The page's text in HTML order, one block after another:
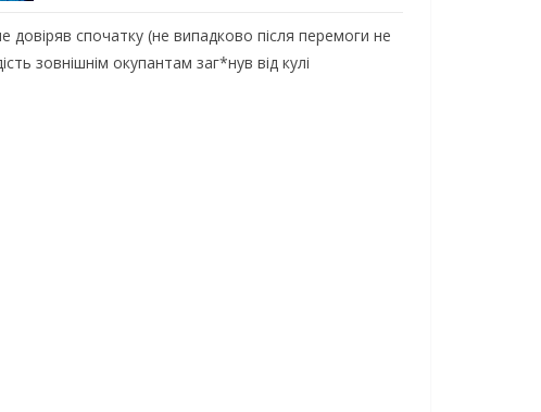
спочатку (не випадково після перемоги не
зовнішнім окупантам заг*нув від кулі